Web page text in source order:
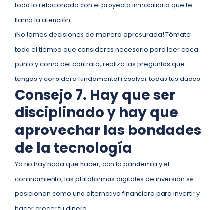
todo lo relacionado con el proyecto inmobiliario que te
llamó la atención.
¡No tomes decisiones de manera apresurada! Tómate
todo el tiempo que consideres necesario para leer cada
punto y coma del contrato, realiza las preguntas que
tengas y considera fundamental resolver todas tus dudas.
Consejo 7. Hay que ser
disciplinado y hay que
aprovechar las bondades
de la tecnología
Ya no hay nada qué hacer, con la pandemia y el
confinamiento, las plataformas digitales de inversión se
posicionan como una alternativa financiera para invertir y